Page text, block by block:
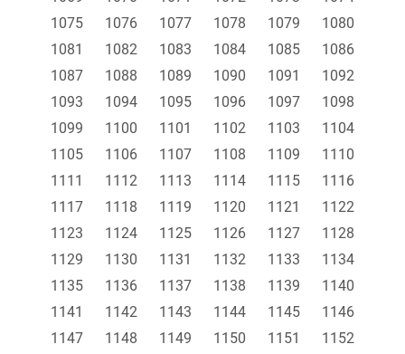
1075
1076 1077 1078 1079
1080
1081
1082 1083 1084 1085
1086
1087
1088 1089 1090 1091
1092
1093
1094 1095 1096 1097
1098
1099
1100 1101 1102 1103
1104
1105
1106 1107 1108 1109
1110
1111
1112 1113 1114 1115
1116
1117
1118 1119 1120 1121
1122
1123
1124 1125 1126 1127
1128
1129
1130 1131 1132 1133
1134
1135
1136 1137 1138 1139
1140
1141
1142 1143 1144 1145
1146
1147
1148 1149 1150 1151 1152